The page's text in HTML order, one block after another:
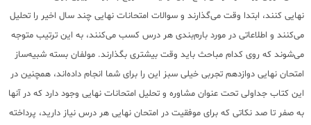
نهایی کنند، ابتدا وقت می‌گذارند و سوالات امتحانات نهایی چند سال اخیر را تحلیل
می‌کنند و اطلاعاتی در مورد بارم‌بندی هر درس کسب می‌کنند، به این ترتیب متوجه
می‌شوند که روی کدام مباحث باید وقت بیشتری بگذارند. مولفان بسته شبیه‌ساز
امتحان نهایی دوازدهم تجربی خیلی سبز این را برای شما انجام داده‌اند، همچنین در
این کتاب جداولی تحت عنوان مشاوره و تحلیل امتحانات نهایی وجود دارد که در آنها
به صفر تا صد نکاتی که برای موفقیت در امتحان نهایی هر درس نیاز دارید، پرداخته